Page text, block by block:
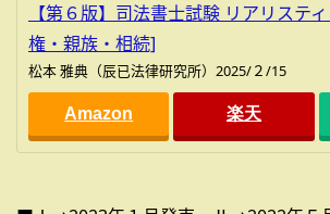
【第６版】司法書士試験 リアリステ
権・親族・相続]
松本 雅典（辰已法律研究所）2025/２/15
Amazon 楽天